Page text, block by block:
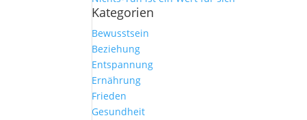
Kategorien
Bewusstsein
Beziehung
Entspannung
Ernährung
Frieden
Gesundheit